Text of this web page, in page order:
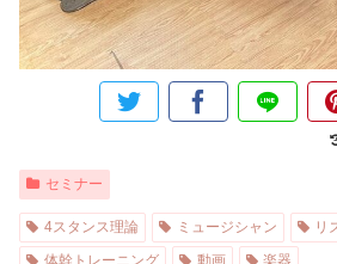
セミナー
4スタンス理論 ミュージシャン
リ
体幹トレーニング
動画 楽器